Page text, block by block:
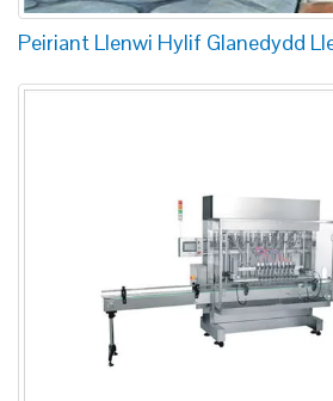
Peiriant Llenwi Hylif Glanedydd